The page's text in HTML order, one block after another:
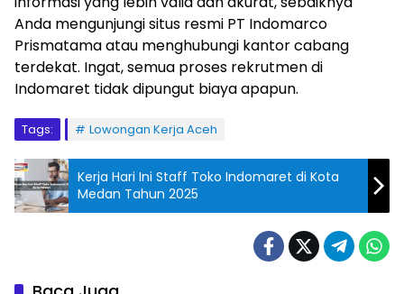
Anda mengunjungi situs resmi PT Indomarco
Prismatama atau menghubungi kantor cabang
terdekat. Ingat, semua proses rekrutmen di
Indomaret tidak dipungut biaya apapun.
Tags: Lowongan Kerja Aceh
Kerja Hari Ini Staff Toko Indomaret di Kota
Medan Tahun 2025